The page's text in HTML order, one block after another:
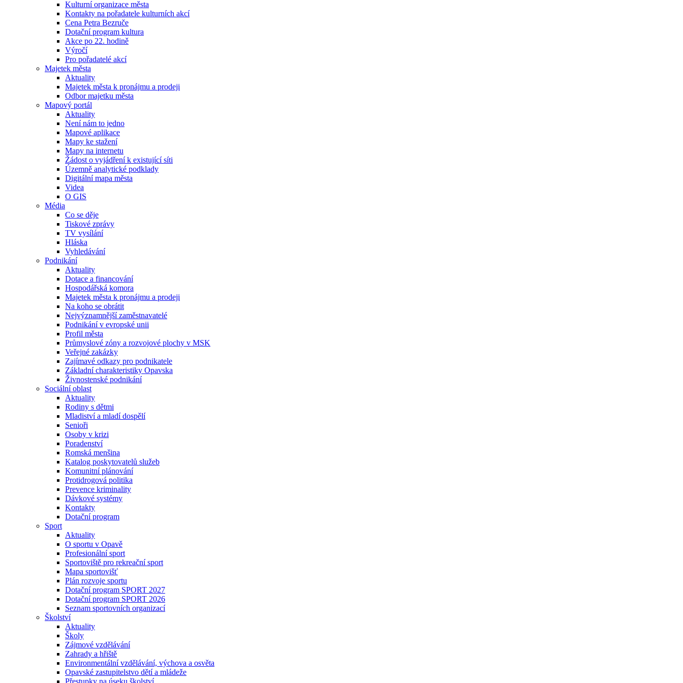
Kulturní organizace města
Kontakty na pořadatele kulturních akcí
Cena Petra Bezruče
Dotační program kultura
Akce po 22. hodině
Výročí
Pro pořadatelé akcí
Majetek města
Aktuality
Majetek města k pronájmu a prodeji
Odbor majetku města
Mapový portál
Aktuality
Není nám to jedno
Mapové aplikace
Mapy ke stažení
Mapy na internetu
Žádost o vyjádření k existující síti
Územně analytické podklady
Digitální mapa města
Videa
O GIS
Média
Co se děje
Tiskové zprávy
TV vysílání
Hláska
Vyhledávání
Podnikání
Aktuality
Dotace a financování
Hospodářská komora
Majetek města k pronájmu a prodeji
Na koho se obrátit
Nejvýznamnější zaměstnavatelé
Podnikání v evropské unii
Profil města
Průmyslové zóny a rozvojové plochy v MSK
Veřejné zakázky
Zajímavé odkazy pro podnikatele
Základní charakteristiky Opavska
Živnostenské podnikání
Sociální oblast
Aktuality
Rodiny s dětmi
Mladiství a mladí dospělí
Senioři
Osoby v krizi
Poradenství
Romská menšina
Katalog poskytovatelů služeb
Komunitní plánování
Protidrogová politika
Prevence kriminality
Dávkové systémy
Kontakty
Dotační program
Sport
Aktuality
O sportu v Opavě
Profesionální sport
Sportoviště pro rekreační sport
Mapa sportovišť
Plán rozvoje sportu
Dotační program SPORT 2027
Dotační program SPORT 2026
Seznam sportovních organizací
Školství
Aktuality
Školy
Zájmové vzdělávání
Zahrady a hřiště
Environmentální vzdělávání, výchova a osvěta
Opavské zastupitelstvo dětí a mládeže